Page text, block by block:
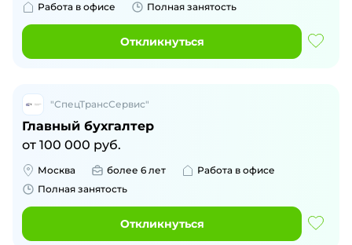
Работа в офисе
Полная занятость
Откликнуться
"СпецТрансСервис"
Главный бухгалтер
от 100 000 руб.
Москва более 6 лет
Работа в офисе
Полная занятость
Откликнуться